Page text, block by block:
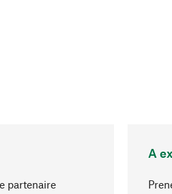
partenaire
A